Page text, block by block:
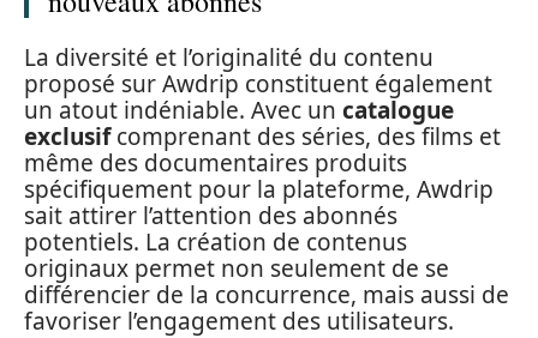
La diversité et l’originalité du contenu
proposé sur Awdrip constituent également
un atout indéniable. Avec un catalogue
exclusifcomprenant des séries, des films et
même des documentaires produits
spécifiquement pour la plateforme, Awdrip
sait attirer l’attention des abonnés
potentiels. La création de contenus
originaux permet non seulement de se
différencier de la concurrence, mais aussi de
favoriser l’engagement des utilisateurs.